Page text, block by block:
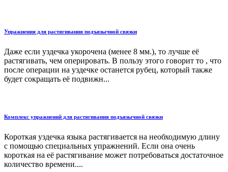
Упражнения для растягивания подъязычной связки
Даже если уздечка укорочена (менее 8 мм.), то лучше её
растягивать, чем оперировать. В пользу этого говорит то , что
после операции на уздечке останется рубец, который также
будет сокращать её подвижн...
Комплекс упражнений для растягивания подъязычной связки
Короткая уздечка языка растягивается на необходимую длину
с помощью специальных упражнений. Если она очень
короткая на её растягивание может потребоваться достаточное
количество времени....